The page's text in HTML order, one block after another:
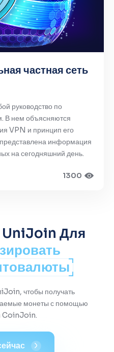
частная сеть
руководство по
В нем объясняются
VPN и принцип его
представлена информация
на сегодняшний день.
1300
UniJoin Для
чтобы получать
монеты с помощью
CoinJoin.